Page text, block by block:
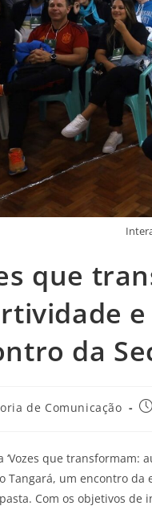
que
da
de Comunicação
‘Vozes que
Tangará, um encontro
Com os objetivos de